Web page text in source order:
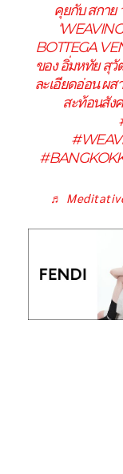
คุยกับ สกาย
BOTTEGA
ของ อิ่มหทัย สุ
ละเอียดอ่อน ผ
สะท้อนสัง
♬